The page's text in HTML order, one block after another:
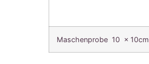
Maschenprobe 10 x 10cm